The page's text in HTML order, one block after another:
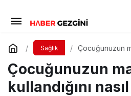
Sağlık
Çocuğunuzun
Çocuğunuzun
kullandığını